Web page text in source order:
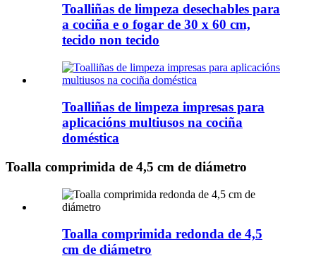
Toalliñas de limpeza desechables para
a cociña e o fogar de 30 x 60 cm,
tecido non tecido
Toalliñas de limpeza impresas para
aplicacións multiusos na cociña
doméstica
Toalla comprimida de 4,5 cm de diámetro
Toalla comprimida redonda de 4,5
cm de diámetro